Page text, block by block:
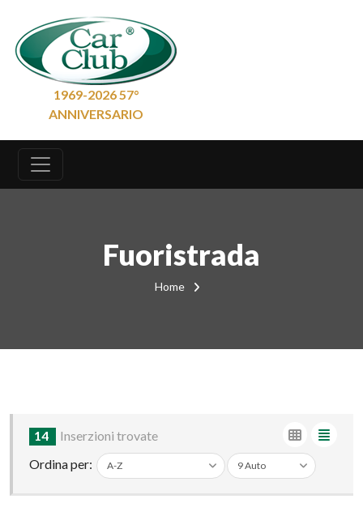
1969-2026 57°
ANNIVERSARIO
Fuoristrada
Home
14
Inserzioni trovate
Ordina per: